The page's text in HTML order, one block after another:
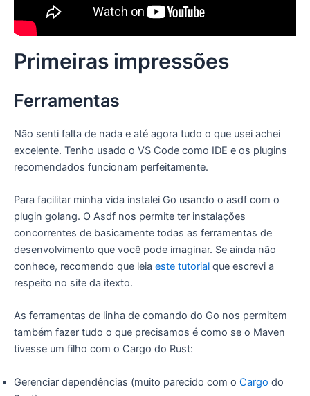
Primeiras impressões
Ferramentas
Não senti falta de nada e até agora tudo o que usei achei
excelente. Tenho usado o VS Code como IDE e os plugins
recomendados funcionam perfeitamente.
Para facilitar minha vida instalei Go usando o asdf com o
plugin golang. O Asdf nos permite ter instalações
concorrentes de basicamente todas as ferramentas de
desenvolvimento que você pode imaginar. Se ainda não
conhece, recomendo que leia este tutorial que escrevi a
respeito no site da itexto.
As ferramentas de linha de comando do Go nos permitem
também fazer tudo o que precisamos é como se o Maven
tivesse um filho com o Cargo do Rust:
Gerenciar dependências (muito parecido com o Cargo do